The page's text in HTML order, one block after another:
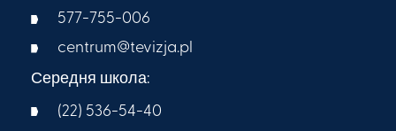
577-755-006
centrum@tevizja.pl
Середня школа:
(22) 536-54-40